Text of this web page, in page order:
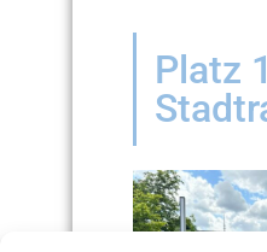
Platz